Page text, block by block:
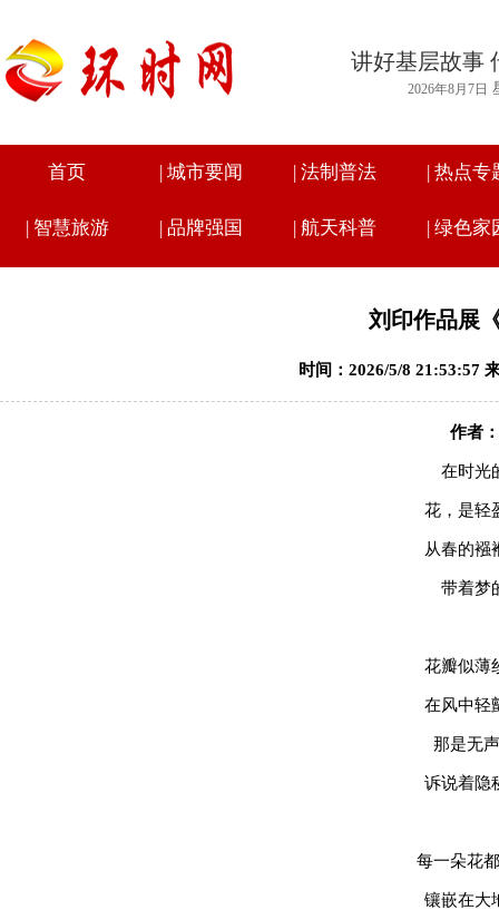
讲好基层故事
2026年8月7日
首页 | 城市要闻 | 法制普法 | 热点专
| 智慧旅游 | 品牌强国 | 航天科普 | 绿色家
刘印作品展
时间：2026/5/8 21:53:57
作者
在时光
花，是轻
从春的襁
带着梦
花瓣似薄
在风中轻
那是无
诉说着隐
每一朵花
镶嵌在大